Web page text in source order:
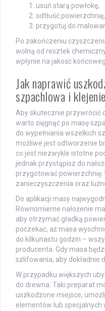
usuń starą powłokę,
odtłuść powierzchnię,
przygotuj do
Po zakończeniu
wolną od resztek
wpłynie na jakość
Jak naprawić
szpachlowa i
Aby skutecznie przywrócić
warto sięgnąć po masę
do wypełniania wszelkich
możliwe jest odtworzenie
co jest niezwykle istotne
jednak przystąpisz do
przygotować powierzchnię.
zanieczyszczenia oraz
Do aplikacji masy
Równomierne nałożenie
aby otrzymać gładką
poczekać, aż masa
do kilkunastu godzin –
producenta. Gdy masa
szlifowania, aby dokładnie
W przypadku większych
do drewna. Taki preparat
uszkodzone miejsce,
elementów lub specjalnych